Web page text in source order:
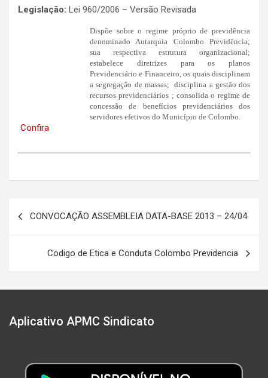
Legislação: Lei 960/2006 – Versão Revisada
Dispõe sobre o regime próprio de previdência
denominado Autarquia Colombo Previdência;
sua respectiva estrutura organizacional;
estabelece diretrizes para os planos
Previdenciário e Financeiro, os quais disciplinam
a segregação de massas; disciplina a gestão dos
recursos previdenciários ; consolida o regime de
concessão de benefícios previdenciários dos
servidores efetivos do Município de Colombo.
Confira
Navegação
CONVOCAÇÃO ASSEMBLEIA DATA-BASE 2013 – 24/04
Codigo de Etica e Conduta Colombo Previdencia
Aplicativo APMC Sindicato